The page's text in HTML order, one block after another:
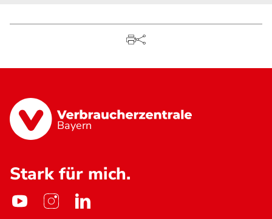
Bayern
Stark für mich.